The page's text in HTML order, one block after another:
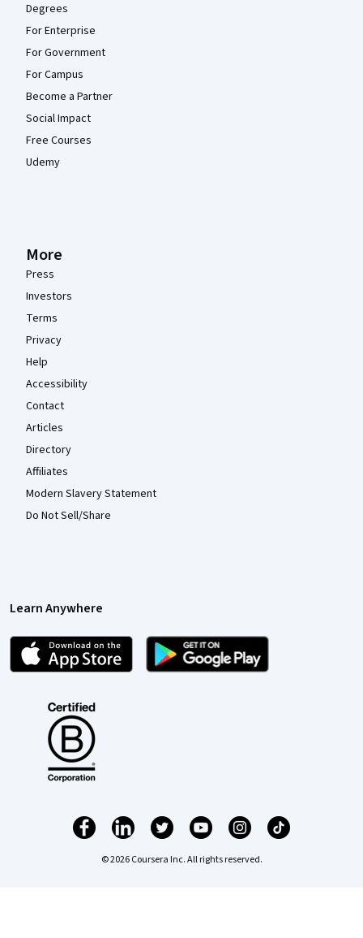
Degrees
For Enterprise
For Government
For Campus
Become a Partner
Social Impact
Free Courses
Udemy
More
Press
Investors
Terms
Privacy
Help
Accessibility
Contact
Articles
Directory
Affiliates
Modern Slavery Statement
Do Not Sell/Share
Learn Anywhere
© 2026 Coursera Inc. All rights reserved.